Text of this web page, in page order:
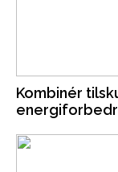
Kombinér